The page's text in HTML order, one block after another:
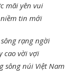
mãi yên vui
tin mới
rạng ngời
cao vời vợi
sông núi Việt Nam